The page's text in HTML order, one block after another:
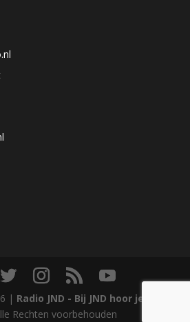
| Radio JND - Bij JND hoor je
Rechten voorbehouden